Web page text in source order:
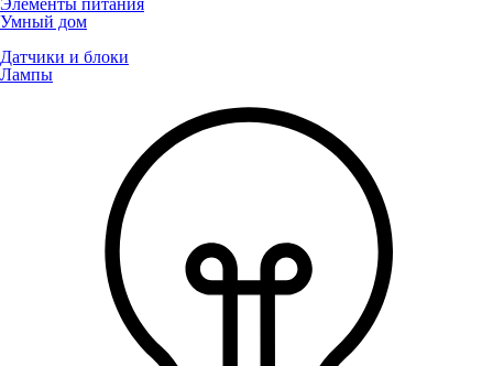
Умный дом
Датчики и блоки
Лампы